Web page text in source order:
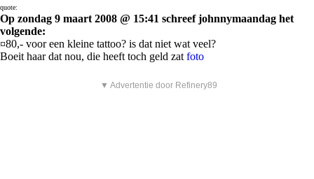
quote:
Op zondag 9 maart 2008 @ 15:41 schreef johnnymaandag het
volgende:
¤80,- voor een kleine tattoo? is dat niet wat veel?
Boeit haar dat nou, die heeft toch geld zat foto
▼ Advertentie door Refinery89